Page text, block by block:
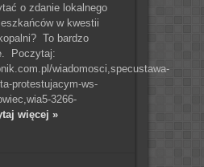
o zdanie lokalnego
w kwestii
To bardzo
Poczytaj:
wiadomosci,specustawa-
protestujacym-ws-
3266-
więcej »